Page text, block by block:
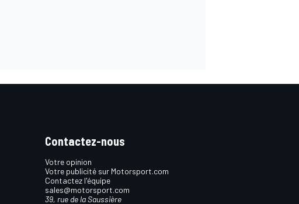
Contactez-nous
Votre opinion
Votre publicité sur Motorsport.com
Contactez l'équipe
sales@motorsport.com
39, rue de la Saussière